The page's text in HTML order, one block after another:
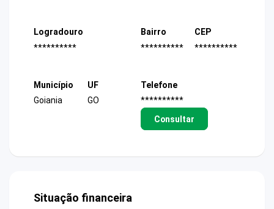
Logradouro
**********
Bairro
**********
CEP
**********
Município
Goiania
UF
GO
Telefone
**********
Consultar
Situação financeira